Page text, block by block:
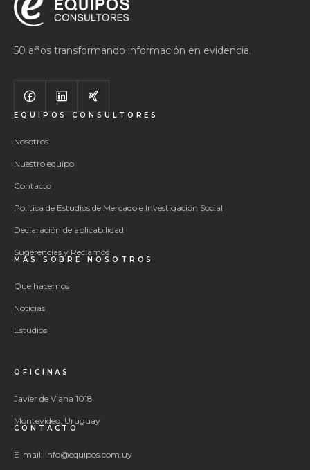
50 años transformando información en evidencia.
EQUIPOS CONSULTORES
Nosotros
Nuestro equipo
Contacto
Política de Estudios de Mercado e Investigación Social
Declaración de aplicabilidad
Sugerencias y Reclamos
MÁS SOBRE NOSOTROS
Que hacemos
Noticias
Estudios
OFICINAS
Javier de Viana 1018
Montevideo, Uruguay
CONTACTO
E-mail: info@equipos.com.uy